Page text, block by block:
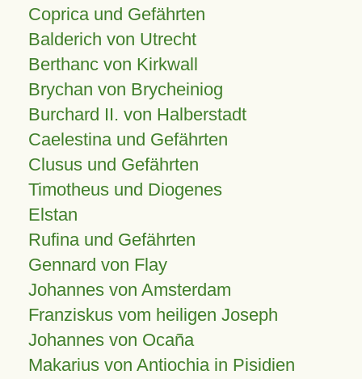
Coprica und Gefährten
Balderich von Utrecht
Berthanc von Kirkwall
Brychan von Brycheiniog
Burchard II. von Halberstadt
Caelestina und Gefährten
Clusus und Gefährten
Timotheus und Diogenes
Elstan
Rufina und Gefährten
Gennard von Flay
Johannes von Amsterdam
Franziskus vom heiligen Joseph
Johannes von Ocaña
Makarius von Antiochia in Pisidien